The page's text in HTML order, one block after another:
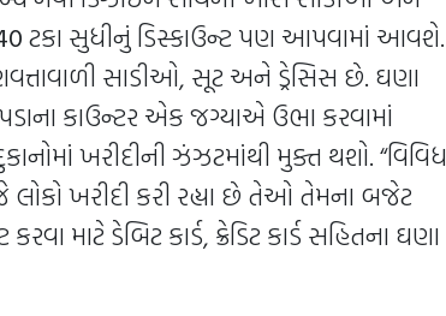
ટકા સુધીનું ડિસ્કાઉન્ટ પણ આપવામાં આવશે.
સાડીઓ, સૂટ અને ડ્રેસિસ છે. ઘણા
કાઉન્ટર એક જગ્યાએ ઉભા કરવામાં
ખરીદીની ઝંઝટમાંથી મુક્ત થશો. “વિવિધ
ખરીદી કરી રહ્યા છે તેઓ તેમના બજેટ
માટે ડેબિટ કાર્ડ, ક્રેડિટ કાર્ડ સહિતના ઘણા